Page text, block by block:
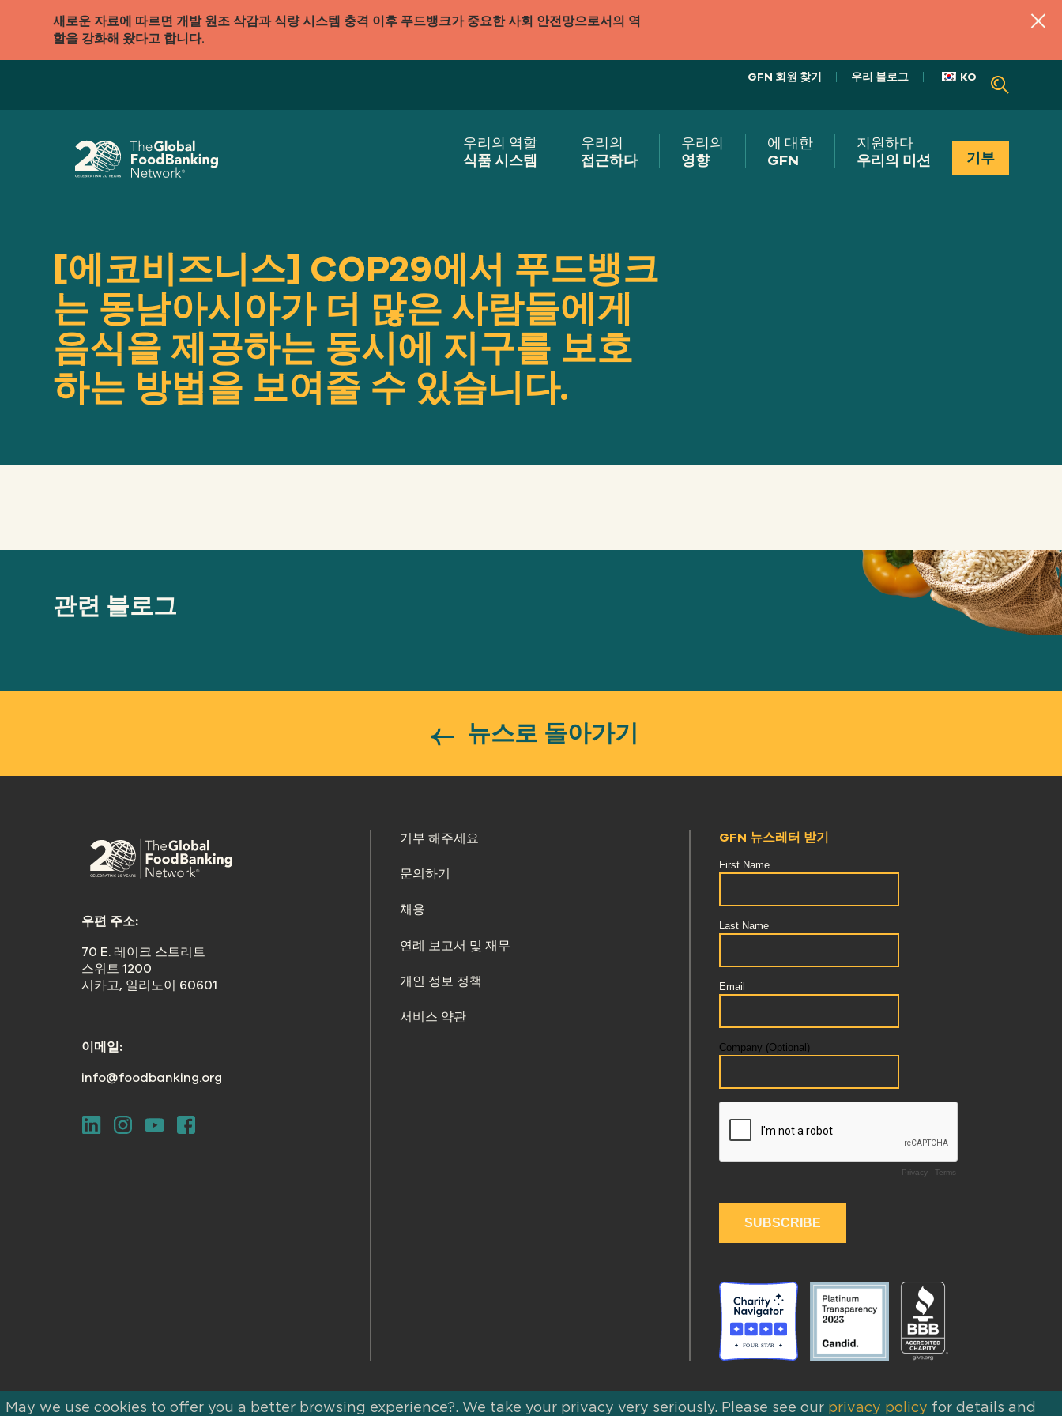
새로운 자료에 따르면 개발 원조 삭감과 식량 시스템 충격 이후 푸드뱅크가 중요한 사회 안전망으로서의 역
할을 강화해 왔다고 합니다.
GFN 회원 찾기 우리 블로그 KO
우리의 역할
식품 시스템
우리의
접근하다
우리의
영향
에 대한
GFN
지원하다
우리의 미션
기부
[에코비즈니스] COP29에서 푸드뱅크
는 동남아시아가 더 많은 사람들에게
음식을 제공하는 동시에 지구를 보호
하는 방법을 보여줄 수 있습니다.
관련 블로그
뉴스로 돌아가기
우편 주소:
70 E. 레이크 스트리트
스위트 1200
시카고, 일리노이 60601
이메일:
info@foodbanking.org
기부 해주세요
문의하기
채용
연례 보고서 및 재무
개인 정보 정책
서비스 약관
GFN 뉴스레터 받기
May we use cookies to offer you a better browsing experience?. We take your privacy very seriously. Please see our privacy policy for details and